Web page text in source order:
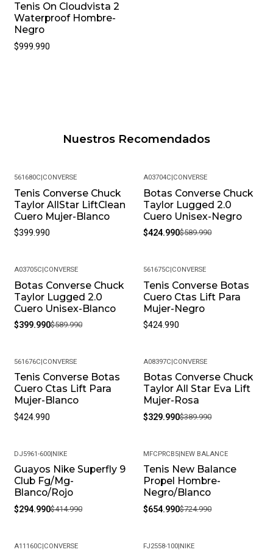
Tenis On Cloudvista 2
Waterproof Hombre-
Negro
$999.990
Nuestros Recomendados
561680C|CONVERSE
Tenis Converse Chuck
Taylor AllStar LiftClean
Cuero Mujer-Blanco
$399.990
-28%
A03704C|CONVERSE
Botas Converse Chuck
Taylor Lugged 2.0
Cuero Unisex-Negro
$424.990$589.990
-32%
A03705C|CONVERSE
Botas Converse Chuck
Taylor Lugged 2.0
Cuero Unisex-Blanco
$399.990$589.990
561675C|CONVERSE
Tenis Converse Botas
Cuero Ctas Lift Para
Mujer-Negro
$424.990
561676C|CONVERSE
Tenis Converse Botas
Cuero Ctas Lift Para
Mujer-Blanco
$424.990
-15%
A08397C|CONVERSE
Botas Converse Chuck
Taylor All Star Eva Lift
Mujer-Rosa
$329.990$389.990
-29%
DJ5961-600|NIKE
Guayos Nike Superfly 9
Club Fg/Mg-
Blanco/Rojo
$294.990$414.990
-10%
MFCPRCB5|NEW BALANCE
Tenis New Balance
Propel Hombre-
Negro/Blanco
$654.990$724.990
A11160C|CONVERSE FJ2558-100|NIKE